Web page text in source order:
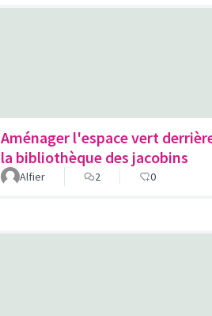
Aménager l'espace vert
la bibliothèque des jacobins
Alfier 2 0